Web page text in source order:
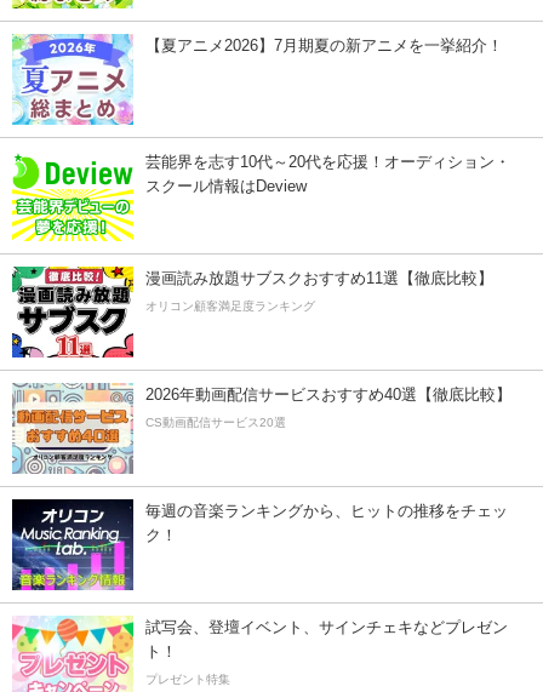
【夏アニメ2026】7月期夏の新アニメを一挙紹介！
芸能界を志す10代～20代を応援！オーディション・
スクール情報はDeview
漫画読み放題サブスクおすすめ11選【徹底比較】
オリコン顧客満足度ランキング
2026年動画配信サービスおすすめ40選【徹底比較】
CS動画配信サービス20選
毎週の音楽ランキングから、ヒットの推移をチェッ
ク！
試写会、登壇イベント、サインチェキなどプレゼン
ト！
プレゼント特集